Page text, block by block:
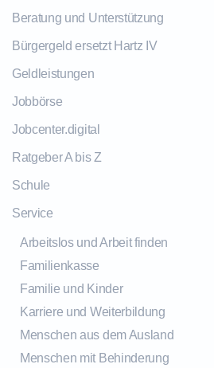
Beratung und Unterstützung
Bürgergeld ersetzt Hartz IV
Geldleistungen
Jobbörse
Jobcenter.digital
Ratgeber A bis Z
Schule
Service
Arbeitslos und Arbeit finden
Familienkasse
Familie und Kinder
Karriere und Weiterbildung
Menschen aus dem Ausland
Menschen mit Behinderung